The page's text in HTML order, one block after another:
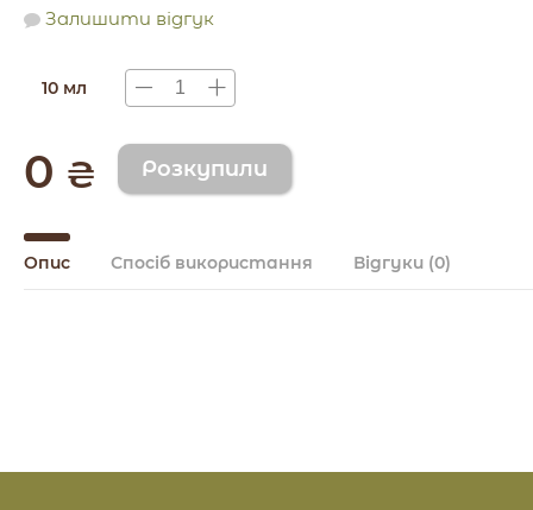
Залишити відгук
10 мл
0 ₴
Опис Спосіб використання Відгуки (0)